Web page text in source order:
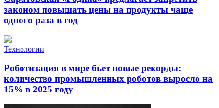
законом повышать цены на продукты чаще
одного раза в год
Технологии
Роботизация в мире бьет новые рекорды:
количество промышленных роботов выросло на
15% в 2025 году